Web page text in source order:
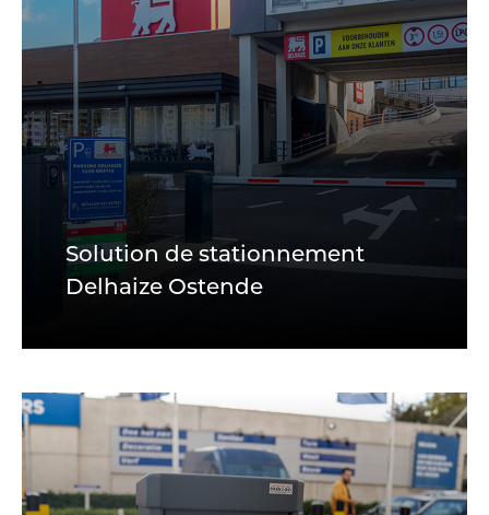
Solution de stationnement
Delhaize Ostende